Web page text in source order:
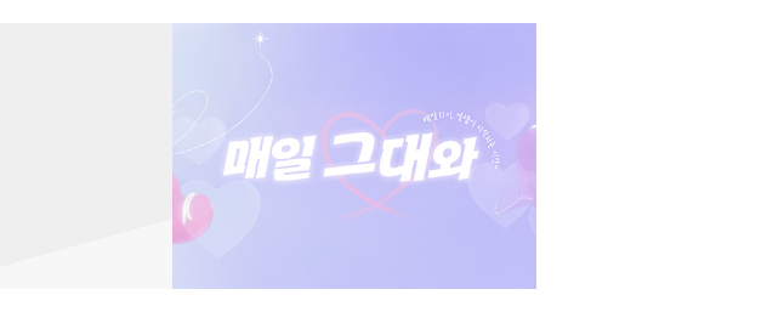
2026년 08월 08일(토)
2026년 08월 08일(토)
2026년 08월 08일(토)